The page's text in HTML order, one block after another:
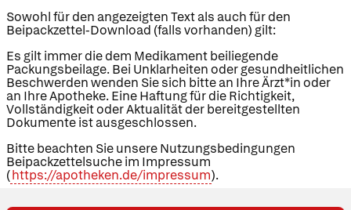
Sowohl für den angezeigten Text als auch für den
Beipackzettel-Download (falls vorhanden) gilt:
Es gilt immer die dem Medikament beiliegende
Packungsbeilage. Bei Unklarheiten oder gesundheitlichen
Beschwerden wenden Sie sich bitte an Ihre Ärzt*in oder
an Ihre Apotheke. Eine Haftung für die Richtigkeit,
Vollständigkeit oder Aktualität der bereitgestellten
Dokumente ist ausgeschlossen.
Bitte beachten Sie unsere Nutzungsbedingungen
Beipackzettelsuche im Impressum
(https://apotheken.de/impressum).